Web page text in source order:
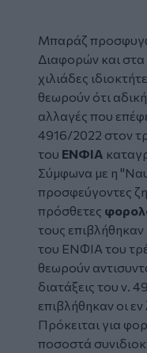
Μπαράζ
Διαφορών και στα
χιλιάδες
θεωρούν ότι
αλλαγές που
4916/2022 στον
του ΕΝΦΙΑ
Σύμφωνα με η
προσφεύγοντες
πρόσθετες
τους επιβλήθηκαν
του ΕΝΦΙΑ του
θεωρούν
διατάξεις του ν.
επιβλήθηκαν οι
Πρόκειται για
ποσοστά